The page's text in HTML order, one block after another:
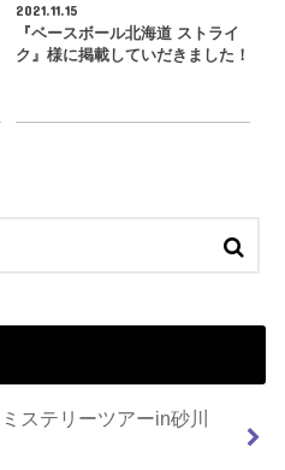
2021.11.15
『ベースボール北海道 ストライ
ク』様に掲載していだきました！
ステリーツアーin砂川